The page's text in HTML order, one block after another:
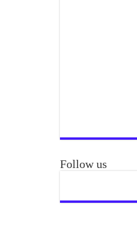
Follow us